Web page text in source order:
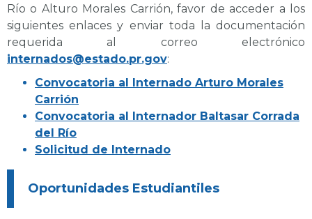
Río o Alturo Morales Carrión, favor de acceder a los
siguientes enlaces y enviar toda la documentación
requerida al correo electrónico
internados@estado.pr.gov:
Convocatoria al Internado Arturo Morales
Carrión
Convocatoria al Internador Baltasar Corrada
del Río
Solicitud de Internado
Oportunidades Estudiantiles